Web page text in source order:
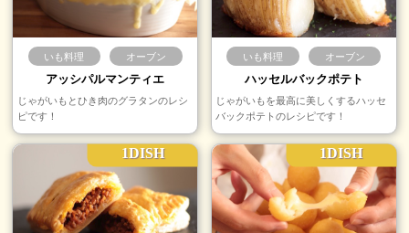
いも料理 オーブン
アッシパルマンティエ
じゃがいもとひき肉のグラタンのレシ
ピです！
いも料理 オーブン
ハッセルバックポテト
じゃがいもを最高に美しくするハッセ
バックポテトのレシピです！
1DISH 1DISH